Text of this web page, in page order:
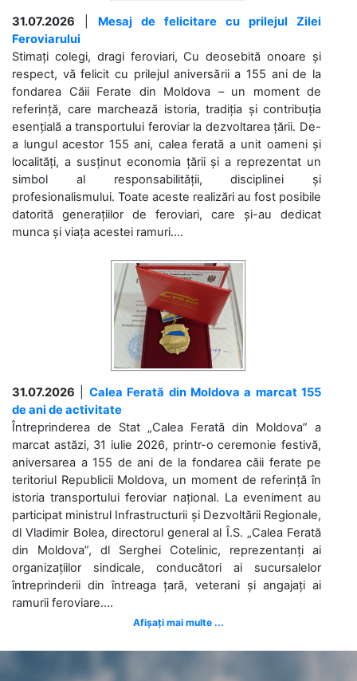
31.07.2026
Mesaj de felicitare cu prilejul Zilei
Feroviarului
Stimați colegi, dragi feroviari, Cu deosebită onoare și
respect, vă felicit cu prilejul aniversării a 155 ani de la
fondarea Căii Ferate din Moldova – un moment de
referință, care marchează istoria, tradiția și contribuția
esențială a transportului feroviar la dezvoltarea țării. De-
a lungul acestor 155 ani, calea ferată a unit oameni și
localități, a susținut economia țării și a reprezentat un
simbol al responsabilității, disciplinei și
profesionalismului. Toate aceste realizări au fost posibile
datorită generațiilor de feroviari, care și-au dedicat
munca și viața acestei ramuri....
31.07.2026
Calea Ferată din Moldova a marcat 155
de ani de activitate
Întreprinderea de Stat „Calea Ferată din Moldova” a
marcat astăzi, 31 iulie 2026, printr-o ceremonie festivă,
aniversarea a 155 de ani de la fondarea căii ferate pe
teritoriul Republicii Moldova, un moment de referință în
istoria transportului feroviar național. La eveniment au
participat ministrul Infrastructurii și Dezvoltării Regionale,
dl Vladimir Bolea, directorul general al Î.S. „Calea Ferată
din Moldova”, dl Serghei Cotelinic, reprezentanți ai
organizațiilor sindicale, conducători ai sucursalelor
întreprinderii din întreaga țară, veterani și angajați ai
ramurii feroviare....
Afișați mai multe ...